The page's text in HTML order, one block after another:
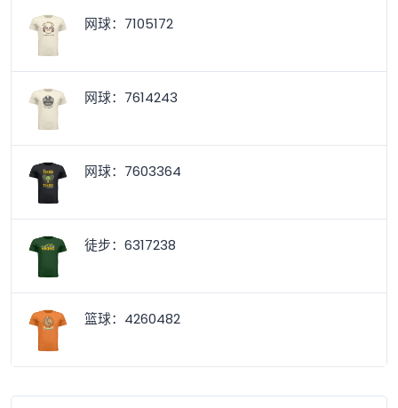
网球：7105172
网球：7614243
网球：7603364
徒步：6317238
篮球：4260482